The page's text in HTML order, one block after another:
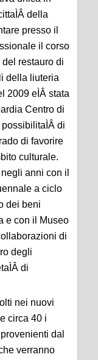
della
presso il
il corso
restauro di
della liuteria
eÌÂ stata
Centro di
di
di favorire
culturale.
anni con il
a ciclo
dei beni
e con il Museo
di
degli
di
nei nuovi
circa 40 i
dal
verranno